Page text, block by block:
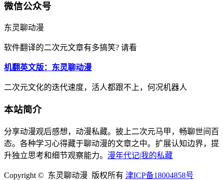
微信公众号
东灵聊动漫
软件翻译的二次元文章有多搞笑? 请看
机翻英文版：东灵聊动漫
二次元文化的迭代速度，活人都跟不上，何况机器人
本站简介
分享动漫观后感想，动漫私藏。披上二次元马甲，畅聊世间百
态。各种学习心得藏于聊动漫的文章之中。扩展认知边界，提
升独立思考和细节观察能力。 漫年代记|我的私藏
Copyright © 东灵聊动漫 版权所有 津ICP备18004858号